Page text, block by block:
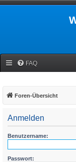
FAQ
Foren-Übersicht
Anmelden
Benutzername:
Passwort: